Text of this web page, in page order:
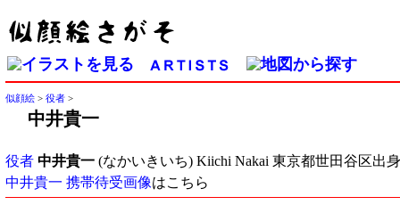
似顔絵 > 役者 >
中井貴一
役者 中井貴一 (なかいきいち) Kiichi Nakai 東京都世田谷区出
中井貴一 携帯待受画像はこちら